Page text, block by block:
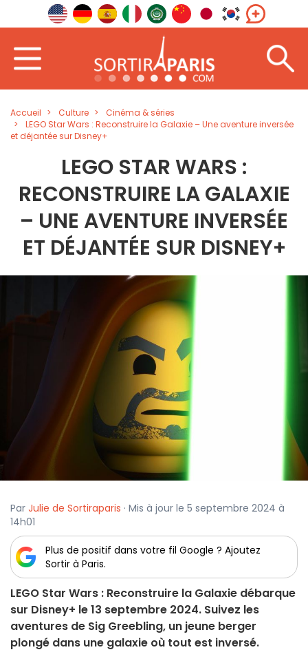
Accueil Culture
Cinéma & séries
LEGO Star Wars : Reconstruire la Galaxie – Une aventure inversée
et déjantée sur Disney+
LEGO STAR WARS :
RECONSTRUIRE LA GALAXIE
– UNE AVENTURE INVERSÉE
ET DÉJANTÉE SUR DISNEY+
Par Julie de Sortiraparis · Mis à jour le 5 septembre 2024 à
14h01
Plus de positif dans votre fil Google ? Ajoutez
Sortir à Paris.
LEGO Star Wars : Reconstruire la Galaxie débarque
sur Disney+ le 13 septembre 2024. Suivez les
aventures de Sig Greebling, un jeune berger
plongé dans une galaxie où tout est inversé.